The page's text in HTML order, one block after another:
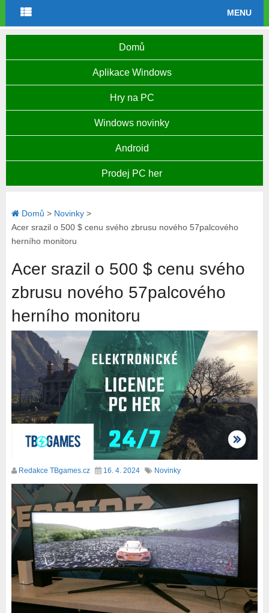
MENU
Domů
Aplikace Windows
Hry na PC
Windows novinky
Android
Prodej PC her
Domů > Novinky>
Acer srazil o 500 $ cenu svého zbrusu nového 57palcového
herního monitoru
Acer srazil o 500 $ cenu svého
zbrusu nového 57palcového
herního monitoru
Redakce TBgames.cz 16. 4. 2024 Novinky